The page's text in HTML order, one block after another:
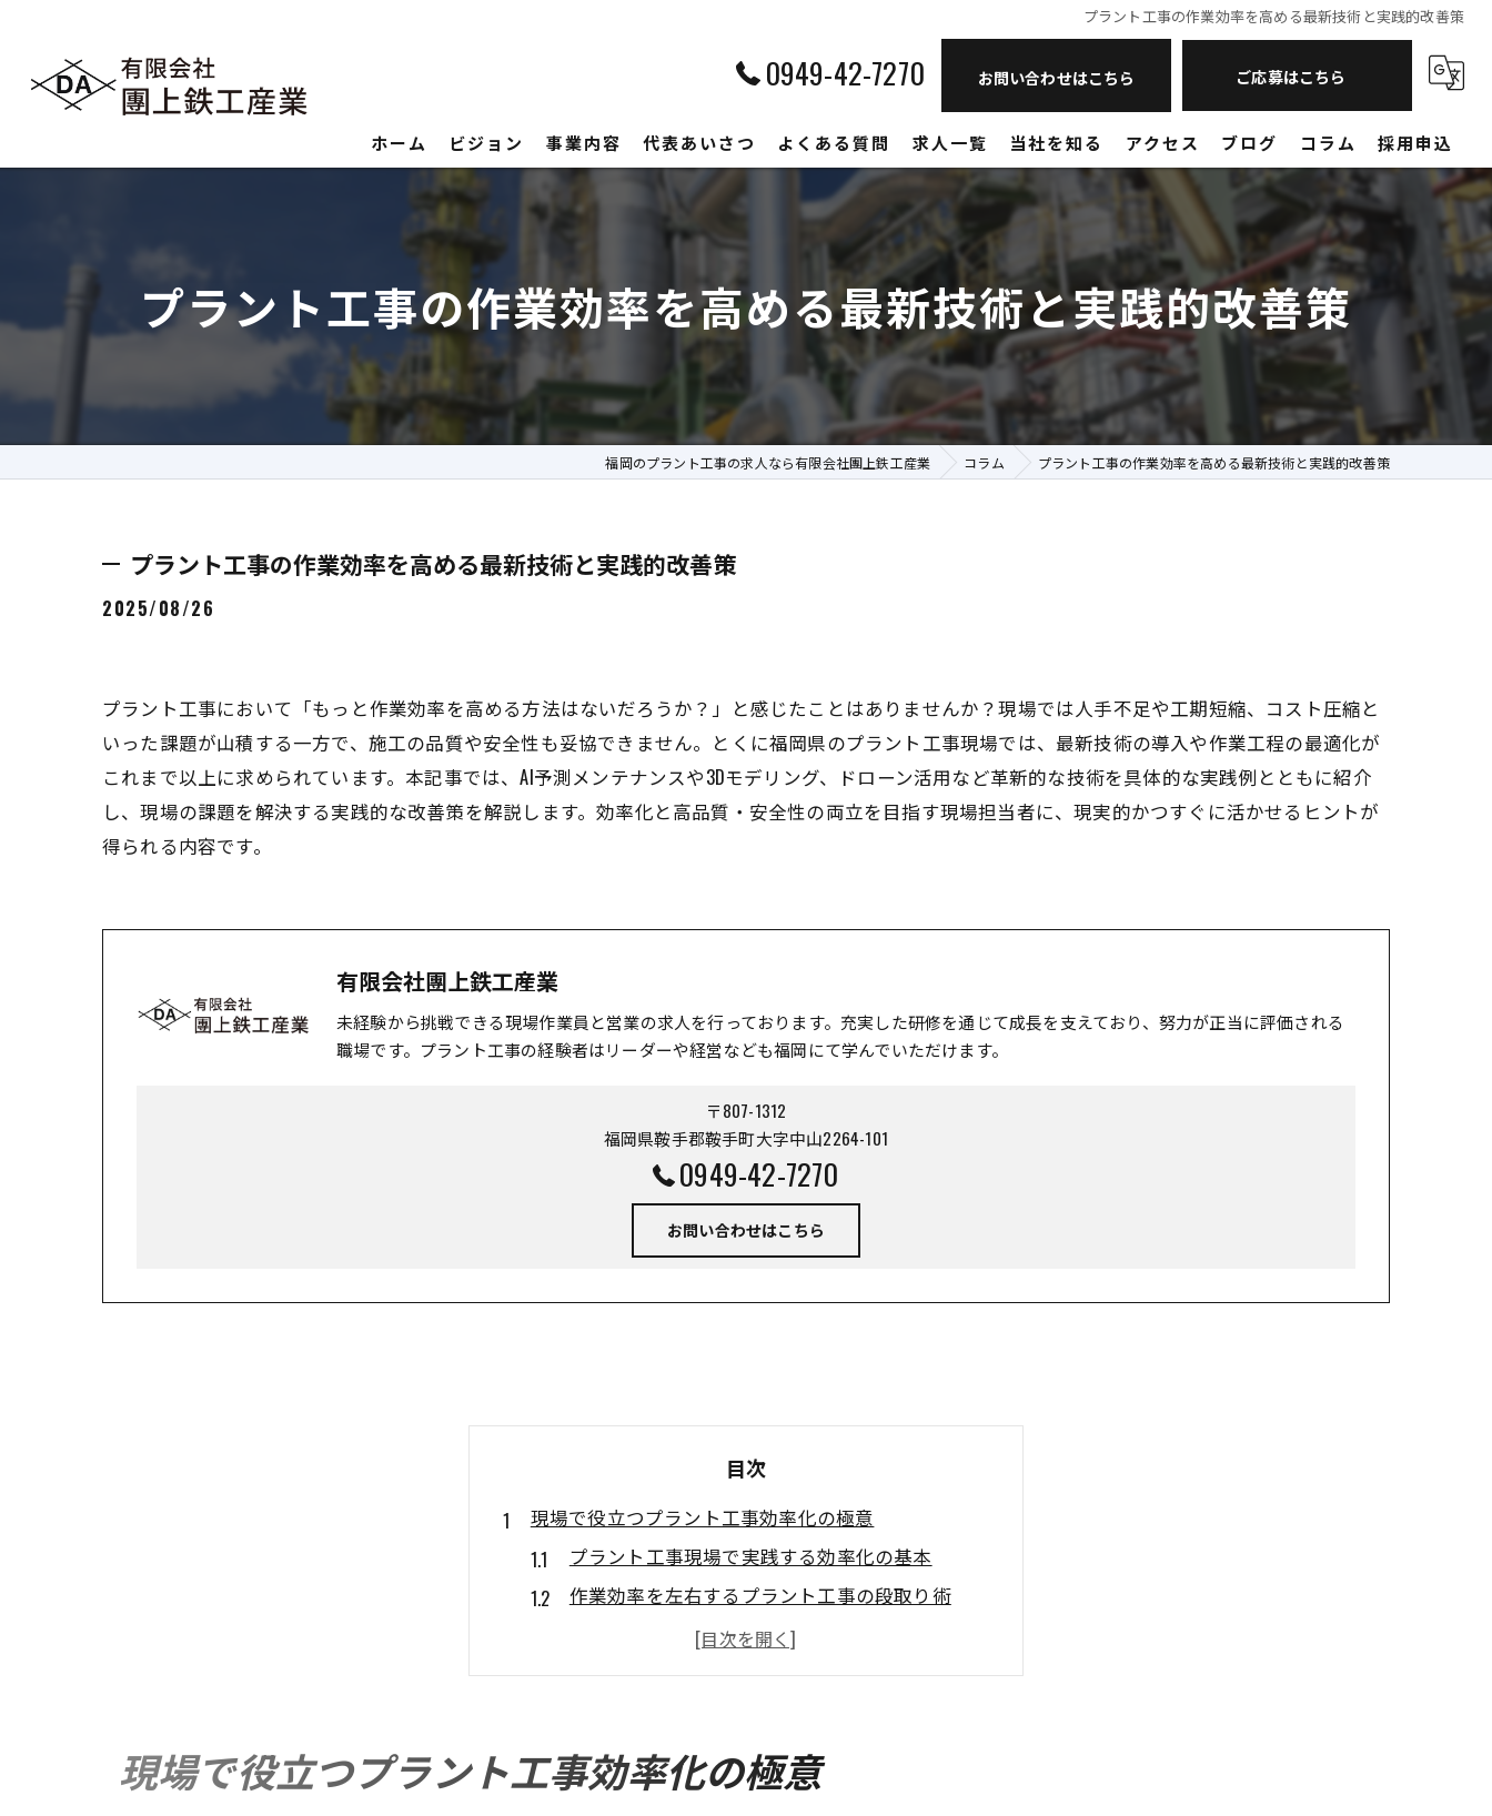
プラント工事の作業効率を高める最新技術と実践的改善策
0949-42-7270 お問い合わせはこちら ご応募はこちら
ホーム ビジョン 事業内容 代表あいさつ よくある質問 求人一覧 当社を知る
現場作業員
営業
未経験
転職
山口のプラント工事
アクセス ブログ コラム 採用申込
プラント工事の作業効率を高める最新技術と実践的改善策
福岡のプラント工事の求人なら有限会社團上鉄工産業 コラム プラント工事の作業効率を高める最新技術と実践的改善策
プラント工事の作業効率を高める最新技術と実践的改善策
2025/08/26
プラント工事において「もっと作業効率を高める方法はないだろうか？」と感じたことはありませんか？現場では人手不足や工期短縮、コスト圧縮と
いった課題が山積する一方で、施工の品質や安全性も妥協できません。とくに福岡県のプラント工事現場では、最新技術の導入や作業工程の最適化が
これまで以上に求められています。本記事では、AI予測メンテナンスや3Dモデリング、ドローン活用など革新的な技術を具体的な実践例とともに紹介
し、現場の課題を解決する実践的な改善策を解説します。効率化と高品質・安全性の両立を目指す現場担当者に、現実的かつすぐに活かせるヒントが
得られる内容です。
有限会社團上鉄工産業
未経験から挑戦できる現場作業員と営業の求人を行っております。充実した研修を通じて成長を支えており、努力が正当に評価される
職場です。プラント工事の経験者はリーダーや経営なども福岡にて学んでいただけます。
〒807-1312
福岡県鞍手郡鞍手町大字中山2264-101
0949-42-7270
お問い合わせはこちら
目次
現場で役立つプラント工事効率化の極意
プラント工事現場で実践する効率化の基本
作業効率を左右するプラント工事の段取り術
人手不足対策としての効率化ノウハウ紹介
プラント工事で重視すべき品質と効率の両立
効率化事例から学ぶプラント工事の現場改革
作業効率向上を叶える最新技術活用法
現場で役立つプラント工事効率化の極意